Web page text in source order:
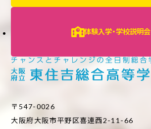
体験入学・学校説明会
〒547-0026
大阪府大阪市平野区喜連西2-11-66